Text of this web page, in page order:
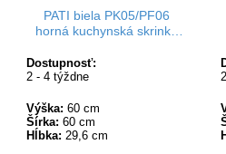
PATI biela PK05/PF06
horná kuchynská skrinka
Dostupnosť:
2 - 4 týždne
Výška: 60 cm
Šírka: 60 cm
Hĺbka: 29,6 cm